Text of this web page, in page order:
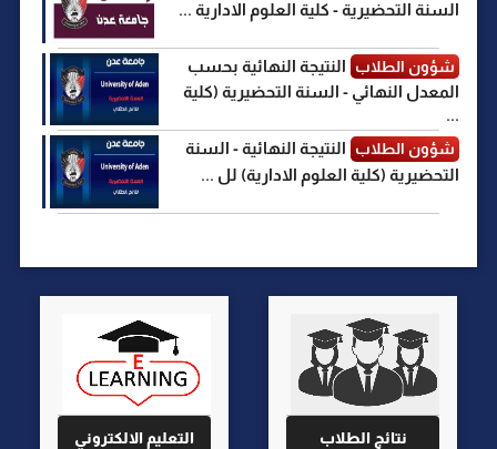
السنة التحضيرية - كلية العلوم الادارية ...
شؤون الطلاب
النتيجة النهائية بحسب
المعدل النهائي - السنة التحضيرية (كلية
...
شؤون الطلاب
النتيجة النهائية - السنة
التحضيرية (كلية العلوم الادارية) لل ...
نتائج الطلاب التعليم الالكتروني